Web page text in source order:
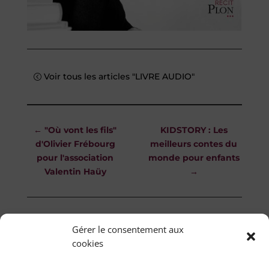
Gérer le consentement aux
cookies
Voir tous les articles "LIVRE AUDIO"
← "Où vont les fils"
d'Olivier Frébourg
pour l'association
Valentin Haüy
KIDSTORY : Les
meilleurs contes du
monde pour enfants
→